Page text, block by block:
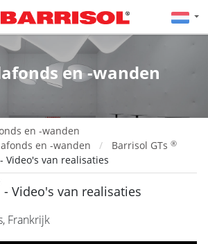
en -wanden
en -wanden
en -wanden
Barrisol GTs®
Video's van realisaties
- Video's van realisaties
Frankrijk